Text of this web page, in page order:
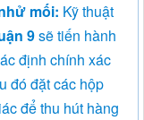
mối: Kỹ thuật
9sẽ tiến hành
định chính xác
đó đặt các hộp
để thu hút hàng